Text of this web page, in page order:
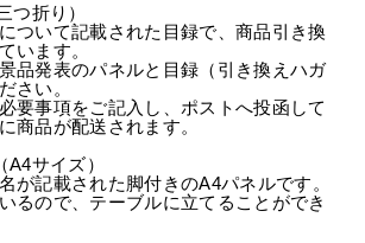
つ折り）
ついて記載された目録で、商品引き換
います。
品発表のパネルと目録（引き換えハガ
さい。
要事項をご記入し、ポストへ投函して
商品が配送されます。
サイズ）
が記載された脚付きのA4パネルです。
るので、テーブルに立てることができ